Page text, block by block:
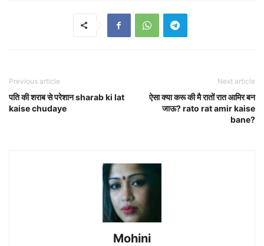
Previous article
पति की शराब से परेशान sharab ki lat
kaise chudaye
Next article
ऐसा क्या करू की मै रातों रात आमिर बन
जाऊ? rato rat amir kaise
bane?
Mohini